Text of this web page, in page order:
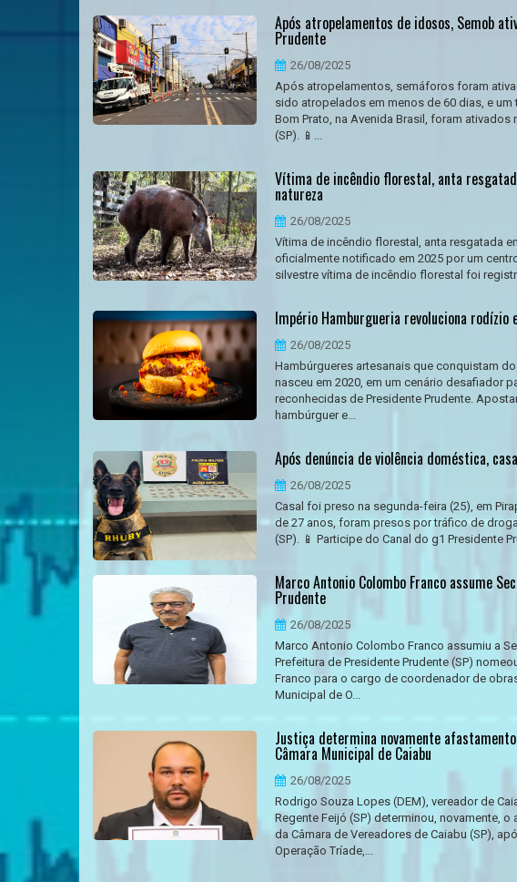
Após atropelamentos de idosos, Semob
Prudente
26/08/2025
Após atropelamentos, semáforos foram
sido atropelados em menos de 60 dias, e
Bom Prato, na Avenida Brasil, foram ativados
(SP). 📱...
Vítima de incêndio florestal, anta
natureza
26/08/2025
Vítima de incêndio florestal, anta resgatada
oficialmente notificado em 2025 por um
silvestre vítima de incêndio florestal foi
Império Hamburgueria revoluciona rodízio
26/08/2025
Hambúrgueres artesanais que conquistam
nasceu em 2020, em um cenário desafiador
reconhecidas de Presidente Prudente.
hambúrguer e...
Após denúncia de violência doméstica,
26/08/2025
Casal foi preso na segunda-feira (25), em
de 27 anos, foram presos por tráfico de
(SP). 📱 Participe do Canal do g1 Presidente
Marco Antonio Colombo Franco assume
Prudente
26/08/2025
Marco Antonio Colombo Franco assumiu a
Prefeitura de Presidente Prudente (SP)
Franco para o cargo de coordenador de
Municipal de O...
Justiça determina novamente
Câmara Municipal de Caiabu
26/08/2025
Rodrigo Souza Lopes (DEM), vereador de
Regente Feijó (SP) determinou, novamente,
da Câmara de Vereadores de Caiabu (SP),
Operação Tríade,...